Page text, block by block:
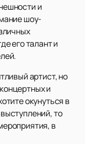
и
шоу-
его талант и
артист, но
и
окунуться в
то
в